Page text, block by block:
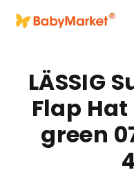
LÄSSIG
Flap
green